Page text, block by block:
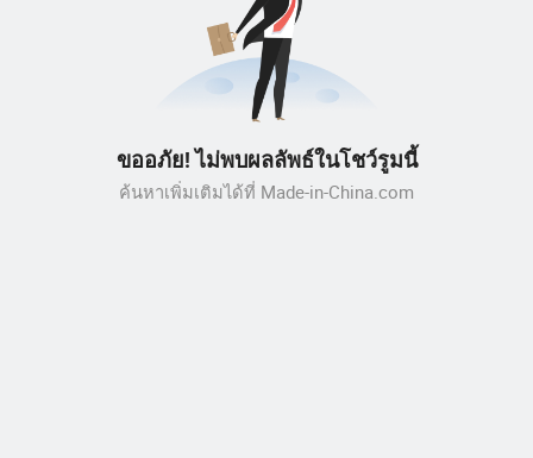
ขออภัย! ไม่พบผลลัพธ์ในโชว์รูมนี้
ค้นหาเพิ่มเติมได้ที่ Made-in-China.com